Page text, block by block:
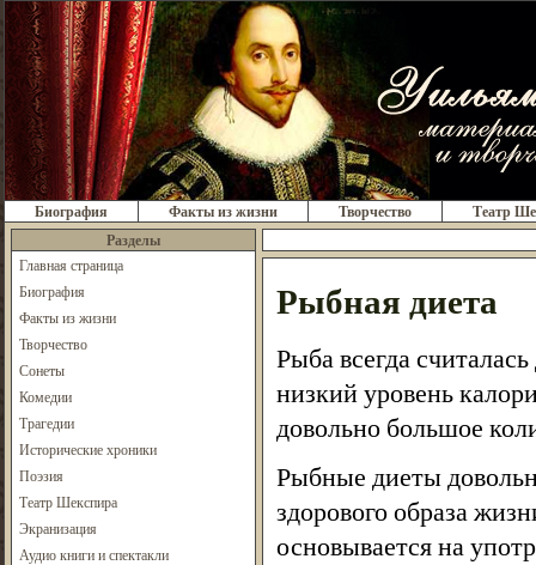
Биография Факты из жизни Творчество
Театр
Разделы
Главная страница
Биография
Факты из жизни
Творчество
Сонеты
Комедии
Трагедии
Исторические хроники
Поэзия
Театр Шекспира
Экранизация
Аудио книги и спектакли
Рыбная диета
Рыба всегда
низкий уровень
довольно большое
Рыбные диеты
здорового образа
основывается на